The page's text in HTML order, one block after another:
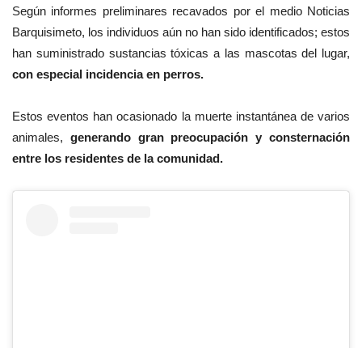
Según informes preliminares recavados por el medio Noticias
Barquisimeto, los individuos aún no han sido identificados; estos
han suministrado sustancias tóxicas a las mascotas del lugar,
con especial incidencia en perros.
Estos eventos han ocasionado la muerte instantánea de varios
animales, generando gran preocupación y consternación
entre los residentes de la comunidad.